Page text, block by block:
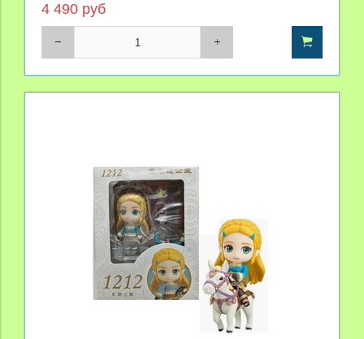
4 490 руб